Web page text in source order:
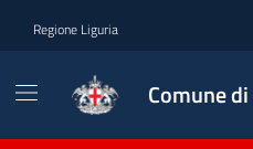
Regione Liguria
Comune